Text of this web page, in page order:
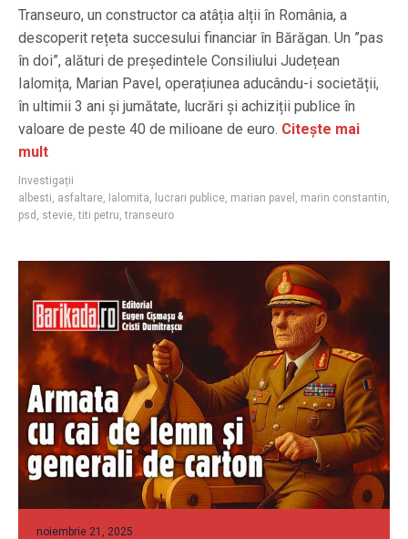
Transeuro, un constructor ca atâția alții în România, a
descoperit rețeta succesului financiar în Bărăgan. Un ”pas
în doi”, alături de președintele Consiliului Județean
Ialomița, Marian Pavel, operațiunea aducându-i societății,
în ultimii 3 ani și jumătate, lucrări și achiziții publice în
valoare de peste 40 de milioane de euro. Citește mai
mult
Investigații
albesti, asfaltare, Ialomita, lucrari publice, marian pavel , marin constantin,
psd , stevie,titi petru,transeuro
noiembrie 21, 2025